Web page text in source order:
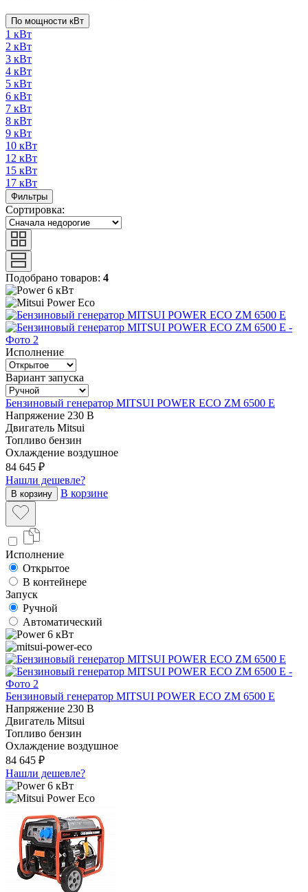
По мощности кВт
1 кВт
2 кВт
3 кВт
4 кВт
5 кВт
6 кВт
7 кВт
8 кВт
9 кВт
10 кВт
12 кВт
15 кВт
17 кВт
Фильтры
Сортировка:
Подобрано товаров: 4
6 кВт
Исполнение
Вариант запуска
Бензиновый генератор MITSUI POWER ECO ZM 6500 E
Напряжение 230 В
Двигатель Mitsui
Топливо бензин
Охлаждение воздушное
84 645 ₽
Нашли дешевле?
В корзину В корзине
Исполнение
Открытое
В контейнере
Запуск
Ручной
Автоматический
6 кВт
Бензиновый генератор MITSUI POWER ECO ZM 6500 E
Напряжение 230 В
Двигатель Mitsui
Топливо бензин
Охлаждение воздушное
84 645 ₽
Нашли дешевле?
6 кВт